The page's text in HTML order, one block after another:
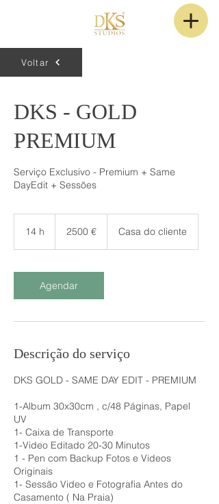
DKS - GOLD
PREMIUM
Serviço Exclusivo - Premium + Same
DayEdit + Sessões
14 h 2500 € Casa do cliente
Agendar
Descrição do serviço
DKS GOLD - SAME DAY EDIT - PREMIUM
1-Album 30x30cm , c/48 Páginas, Papel
UV
1- Caixa de Transporte
1-Video Editado 20-30 Minutos
1 - Pen com Backup Fotos e Videos
Originais
1- Sessão Video e Fotografia Antes do
Casamento ( Na Praia)
Voltar